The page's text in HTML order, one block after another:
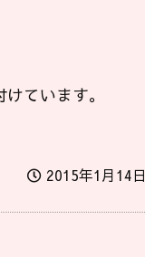
ています。
2015年1月14日